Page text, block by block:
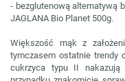
- bezglutenową alternatywą
JAGLANA Bio Planet 500g.
Większość mąk z
tymczasem ostatnie trendy
cukrzyca typu II